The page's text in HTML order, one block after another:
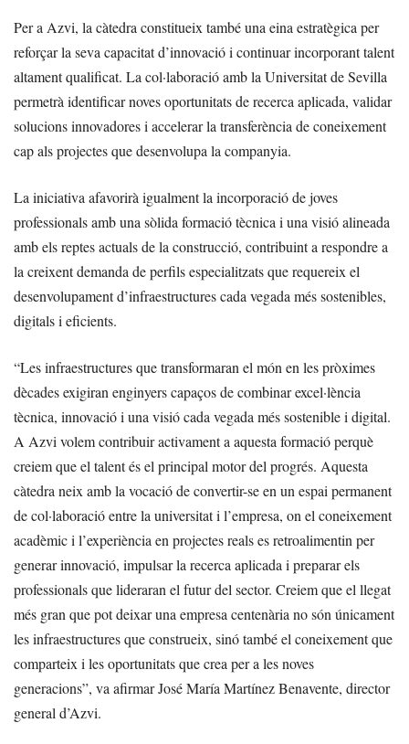
Per a Azvi, la càtedra constitueix també una eina estratègica per
reforçar la seva capacitat d’innovació i continuar incorporant talent
altament qualificat. La col·laboració amb la Universitat de Sevilla
permetrà identificar noves oportunitats de recerca aplicada, validar
solucions innovadores i accelerar la transferència de coneixement
cap als projectes que desenvolupa la companyia.
La iniciativa afavorirà igualment la incorporació de joves
professionals amb una sòlida formació tècnica i una visió alineada
amb els reptes actuals de la construcció, contribuint a respondre a
la creixent demanda de perfils especialitzats que requereix el
desenvolupament d’infraestructures cada vegada més sostenibles,
digitals i eficients.
“Les infraestructures que transformaran el món en les pròximes
dècades exigiran enginyers capaços de combinar excel·lència
tècnica, innovació i una visió cada vegada més sostenible i digital.
A Azvi volem contribuir activament a aquesta formació perquè
creiem que el talent és el principal motor del progrés. Aquesta
càtedra neix amb la vocació de convertir-se en un espai permanent
de col·laboració entre la universitat i l’empresa, on el coneixement
acadèmic i l’experiència en projectes reals es retroalimentin per
generar innovació, impulsar la recerca aplicada i preparar els
professionals que lideraran el futur del sector. Creiem que el llegat
més gran que pot deixar una empresa centenària no són únicament
les infraestructures que construeix, sinó també el coneixement que
comparteix i les oportunitats que crea per a les noves
generacions”, va afirmar José María Martínez Benavente, director
general d’Azvi.